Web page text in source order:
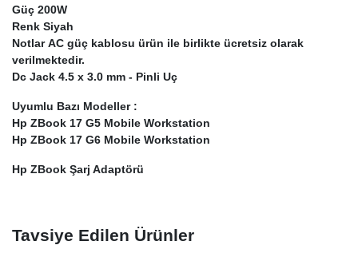
Güç 200W
Renk Siyah
Notlar AC güç kablosu ürün ile birlikte ücretsiz olarak
verilmektedir.
Dc Jack 4.5 x 3.0 mm - Pinli Uç
Uyumlu Bazı Modeller :
Hp ZBook 17 G5 Mobile Workstation
Hp ZBook 17 G6 Mobile Workstation
Hp ZBook Şarj Adaptörü
Tavsiye Edilen Ürünler